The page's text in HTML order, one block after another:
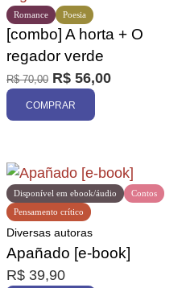
Promoção
Poesia
Romance
[combo] A horta + O
regador verde
R$70,00 R$ 56,00
COMPRAR
Contos
Disponível em ebook/áudio
Pensamento crítico
Diversas autoras
Apañado [e-book]
R$ 39,90